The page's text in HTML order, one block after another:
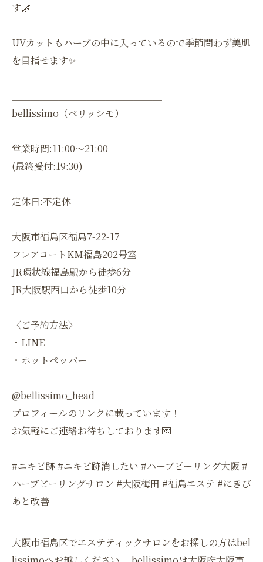
す🌿
UVカットもハーブの中に入っているので季節問わず美肌
を目指せます✨
bellissimo（ベリッシモ）
営業時間:11:00〜21:00
(最終受付:19:30)
定休日:不定休
大阪市福島区福島7-22-17
フレアコートKM福島202号室
JR環状線福島駅から徒歩6分
JR大阪駅西口から徒歩10分
〈ご予約方法〉
・LINE
・ホットペッパー
@bellissimo_head
プロフィールのリンクに載っています！
お気軽にご連絡お待ちしております💌
#ニキビ跡 #ニキビ跡消したい #ハーブピーリング大阪 #
ハーブピーリングサロン #大阪梅田 #福島エステ #にきび
あと改善
大阪市福島区でエステティックサロンをお探しの方はbel